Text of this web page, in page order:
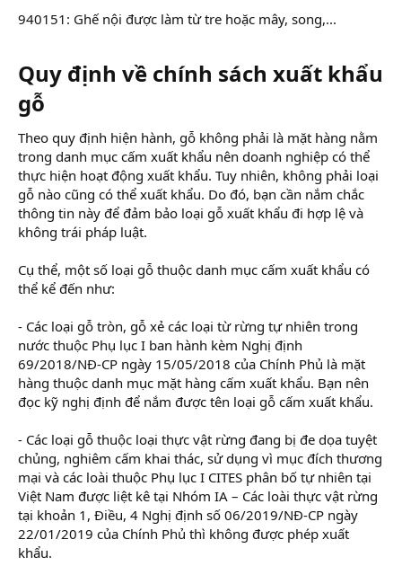
940151: Ghế nội được làm từ tre hoặc mây, song,...
Quy định về chính sách xuất khẩu
gỗ
Theo quy định hiện hành, gỗ không phải là mặt hàng nằm
trong danh mục cấm xuất khẩu nên doanh nghiệp có thể
thực hiện hoạt động xuất khẩu. Tuy nhiên, không phải loại
gỗ nào cũng có thể xuất khẩu. Do đó, bạn cần nắm chắc
thông tin này để đảm bảo loại gỗ xuất khẩu đi hợp lệ và
không trái pháp luật.
Cụ thể, một số loại gỗ thuộc danh mục cấm xuất khẩu có
thể kể đến như:
- Các loại gỗ tròn, gỗ xẻ các loại từ rừng tự nhiên trong
nước thuộc Phụ lục I ban hành kèm Nghị định
69/2018/NĐ-CP ngày 15/05/2018 của Chính Phủ là mặt
hàng thuộc danh mục mặt hàng cấm xuất khẩu. Bạn nên
đọc kỹ nghị định để nắm được tên loại gỗ cấm xuất khẩu.
- Các loại gỗ thuộc loại thực vật rừng đang bị đe dọa tuyệt
chủng, nghiêm cấm khai thác, sử dụng vì mục đích thương
mại và các loài thuộc Phụ lục I CITES phân bố tự nhiên tại
Việt Nam được liệt kê tại Nhóm IA – Các loài thực vật rừng
tại khoản 1, Điều, 4 Nghị định số 06/2019/NĐ-CP ngày
22/01/2019 của Chính Phủ thì không được phép xuất
khẩu.